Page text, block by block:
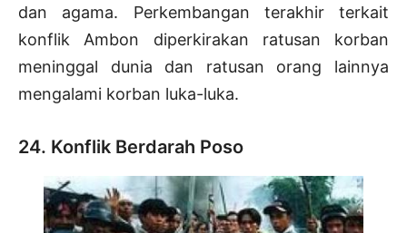
dan agama. Perkembangan terakhir terkait
konflik Ambon diperkirakan ratusan korban
meninggal dunia dan ratusan orang lainnya
mengalami korban luka-luka.
24. Konflik Berdarah Poso